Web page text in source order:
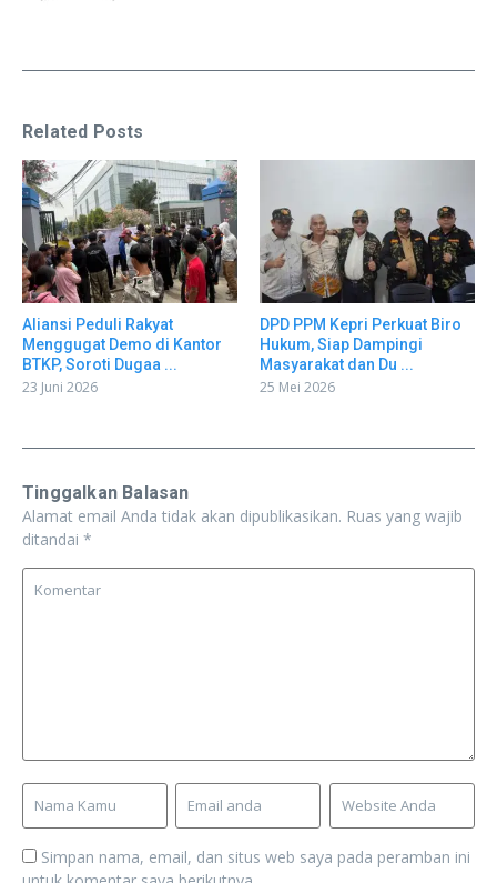
Related Posts
Aliansi Peduli Rakyat
Menggugat Demo di Kantor
BTKP, Soroti Dugaa ...
23 Juni 2026
DPD PPM Kepri Perkuat Biro
Hukum, Siap Dampingi
Masyarakat dan Du ...
25 Mei 2026
Tinggalkan Balasan
Alamat email Anda tidak akan dipublikasikan. Ruas yang wajib
ditandai *
Simpan nama, email, dan situs web saya pada peramban ini